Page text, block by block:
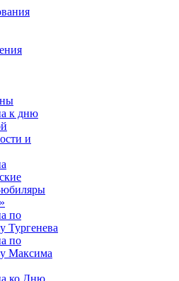
к дню
и
юбиляры
по
Тургенева
по
Максима
ко Дню